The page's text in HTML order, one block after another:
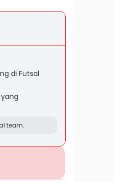
di Futsal
team.